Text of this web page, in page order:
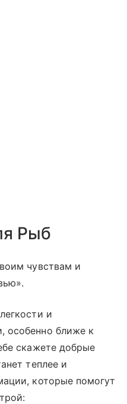
Рыб
чувствам и
и
особенно ближе к
скажете добрые
теплее и
которые помогут